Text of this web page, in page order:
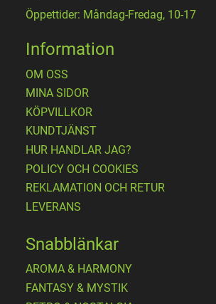
Öppettider: Måndag-Fredag, 10-17
Information
OM OSS
MINA SIDOR
KÖPVILLKOR
KUNDTJÄNST
HUR HANDLAR JAG?
POLICY OCH COOKIES
REKLAMATION OCH RETUR
LEVERANS
Snabblänkar
AROMA & HARMONY
FANTASY & MYSTIK